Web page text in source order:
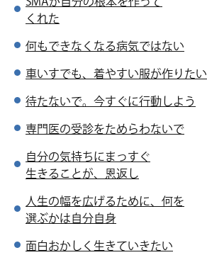
くれた
何もできなくなる病気ではない
車いすでも、 着やすい服が作りたい
待たないで。今すぐに行動しよう
専門医の受診をためらわないで
自分の気持ちにまっすぐ
生きることが、恩返し
人生の幅を広げるために、何を
選ぶかは自分自身
面白おかしく生きていきたい